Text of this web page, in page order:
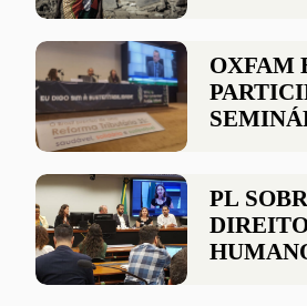
O
OXFAM
NA
PL